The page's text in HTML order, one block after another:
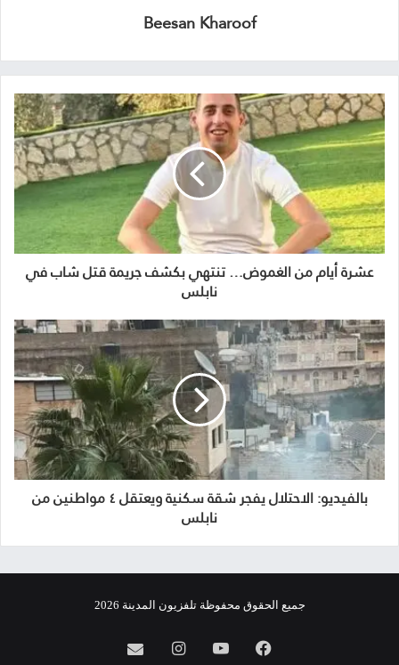
Beesan Kharoof
عشرة أيام من الغموض… تنتهي بكشف جريمة قتل شاب في
نابلس
بالفيديو: الاحتلال يفجر شقة سكنية ويعتقل ٤ مواطنين من
نابلس
جميع الحقوق محفوظة تلفزيون المدينة 2026
فيسبوكيوتيوبانستقرامinfo@almadina.tv